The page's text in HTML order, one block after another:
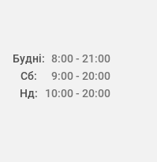
Будні:
Сб:
Нд:
8:00 - 21:00
9:00 - 20:00
10:00 - 20:00